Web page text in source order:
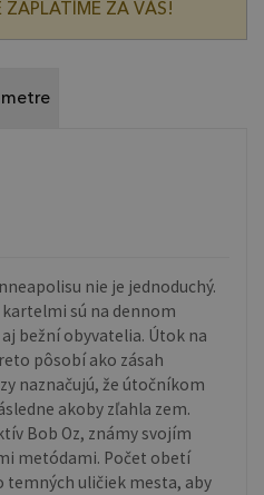
ZA VÁS!
nie je jednoduchý.
sú na dennom
bežní obyvatelia. Útok na
pôsobí ako zásah
naznačujú, že útočníkom
akoby zľahla zem.
Bob Oz, známy svojím
metódami. Počet obetí
temných uličiek mesta, aby